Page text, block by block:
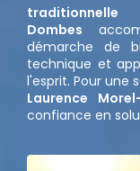
Dombes
démarche de
technique et
l'esprit. Pour une
Laurence
confiance en